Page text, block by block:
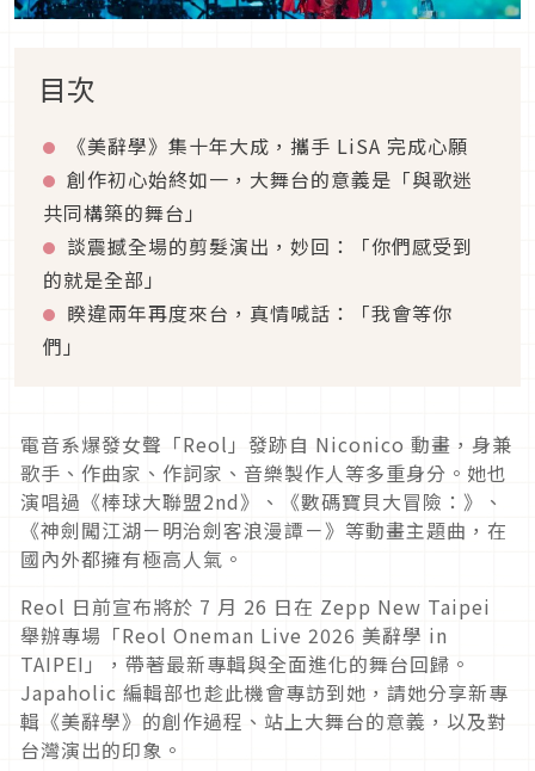
目次
《美辭學》集十年大成，攜手 LiSA 完成心願
創作初心始終如一，大舞台的意義是「與歌迷
共同構築的舞台」
談震撼全場的剪髮演出，妙回：「你們感受到
的就是全部」
睽違兩年再度來台，真情喊話：「我會等你
們」
電音系爆發女聲「Reol」發跡自 Niconico 動畫，身兼
歌手、作曲家、作詞家、音樂製作人等多重身分。她也
演唱過《棒球大聯盟2nd》、《數碼寶貝大冒險：》、
《神劍闖江湖－明治劍客浪漫譚－》等動畫主題曲，在
國內外都擁有極高人氣。
Reol 日前宣布將於 7 月 26 日在 Zepp New Taipei
舉辦專場「Reol Oneman Live 2026 美辭學 in
TAIPEI」，帶著最新專輯與全面進化的舞台回歸。
Japaholic 編輯部也趁此機會專訪到她，請她分享新專
輯《美辭學》的創作過程、站上大舞台的意義，以及對
台灣演出的印象。